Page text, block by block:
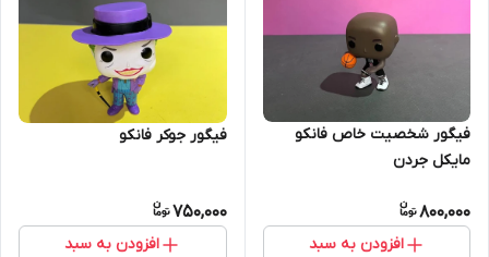
فیگور شخصیت خاص فانکو
مایکل جردن
800,000
افزودن به سبد
فیگور جوکر فانکو
750,000
افزودن به سبد